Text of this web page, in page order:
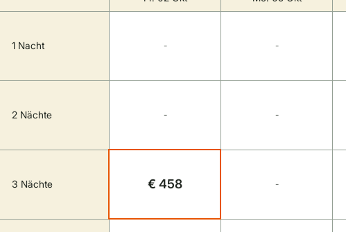
1 Nacht - -
2 Nächte - -
3 Nächte € 458 -